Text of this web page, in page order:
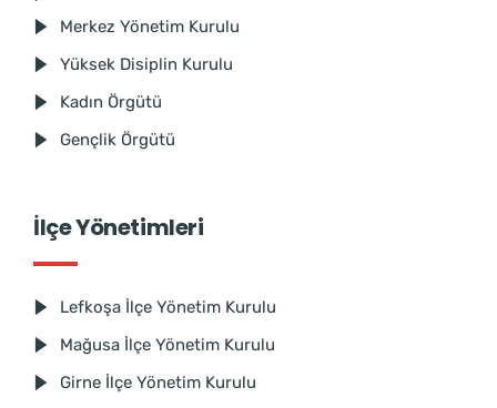
Merkez Yönetim Kurulu
Yüksek Disiplin Kurulu
Kadın Örgütü
Gençlik Örgütü
İlçe Yönetimleri
Lefkoşa İlçe Yönetim Kurulu
Mağusa İlçe Yönetim Kurulu
Girne İlçe Yönetim Kurulu